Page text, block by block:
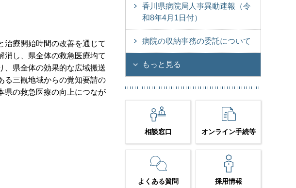
治療開始時間の改善を通じて
消し、県全体の救急医療均て
、県全体の効果的な広域搬送
る三観地域からの覚知要請の
県の救急医療の向上につなが
香川県病院局人事異動速報（令
和8年4月1日付）
病院の収納事務の委託について
もっと見る
相談窓口 オンライン手続等
よくある質問 採用情報